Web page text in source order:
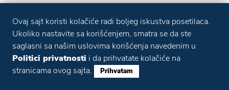
Ovaj sajt koristi kolačiće radi boljeg iskustva posetilaca.
Ukoliko nastavite sa korišćenjem, smatra se da ste
saglasni sa našim uslovima korišćenja navedenim u
Politici privatnosti i da prihvatate kolačiće na
stranicama ovog sajta.
Prihvatam